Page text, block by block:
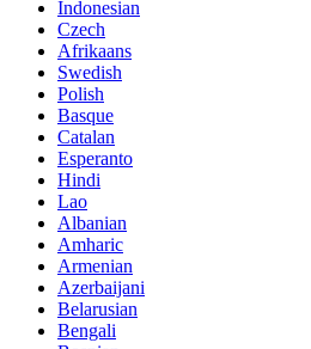
Indonesian
Czech
Afrikaans
Swedish
Polish
Basque
Catalan
Esperanto
Hindi
Lao
Albanian
Amharic
Armenian
Azerbaijani
Belarusian
Bengali